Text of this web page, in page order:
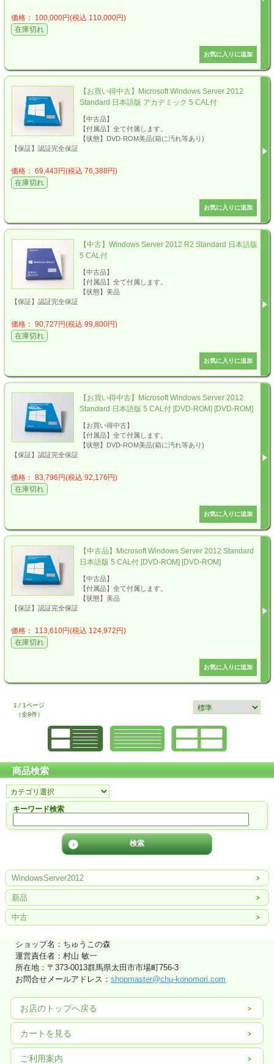
価格： 100,000円(税込 110,000円)
在庫切れ
【お買い得中古】Microsoft Windows Server 2012
Standard 日本語版 アカデミック 5 CAL付
【中古品】
【付属品】全て付属します。
【状態】DVD-ROM美品(箱に汚れ等あり)
【保証】認証完全保証
価格： 69,443円(税込 76,388円)
在庫切れ
【中古】Windows Server 2012 R2 Standard 日本語版
5 CAL付
【中古品】
【付属品】全て付属します。
【状態】美品
【保証】認証完全保証
価格： 90,727円(税込 99,800円)
在庫切れ
【お買い得中古】Microsoft Windows Server 2012
Standard 日本語版 5 CAL付 [DVD-ROM] [DVD-ROM]
【お買い得中古】
【付属品】全て付属します。
【状態】DVD-ROM美品(箱に汚れ等あり)
【保証】認証完全保証
価格： 83,796円(税込 92,176円)
在庫切れ
【中古品】Microsoft Windows Server 2012 Standard
日本語版 5 CAL付 [DVD-ROM] [DVD-ROM]
【中古品】
【付属品】全て付属します。
【状態】美品
【保証】認証完全保証
価格： 113,610円(税込 124,972円)
在庫切れ
1 / 1ページ
（全8件）
商品検索
キーワード検索
WindowsServer2012
新品
中古
ショップ名：ちゅうこの森
運営責任者：村山 敏一
所在地：〒373-0013群馬県太田市市場町756-3
お問合せメールアドレス： shopmaster@chu-konomori.com
お店のトップへ戻る
カートを見る
ご利用案内